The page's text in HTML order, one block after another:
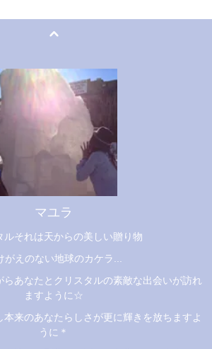
マユラ
ルそれは天からの美しい贈り物
がえのない地球のカケラ...
らあなたとクリスタルの素敵な出会いが訪れ
ますように☆
本来のあなたらしさが更に輝きを放ちますよ
うに＊